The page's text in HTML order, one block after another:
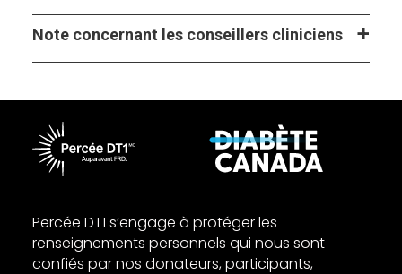
Note concernant les conseillers cliniciens
Percée DT1 s’engage à protéger les
renseignements personnels qui nous sont
confiés par nos donateurs, participants,